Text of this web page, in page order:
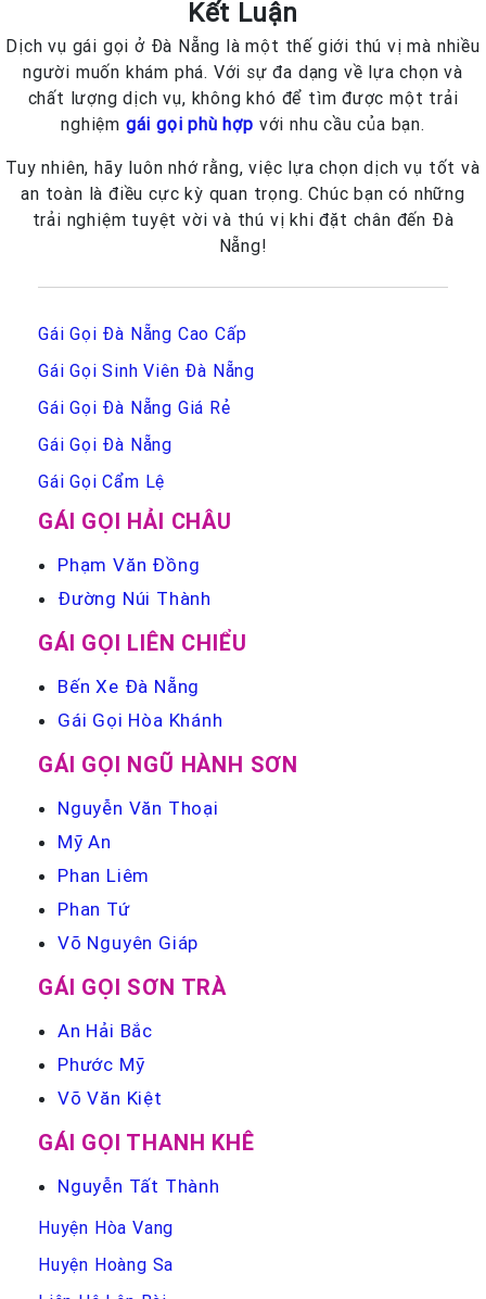
Kết Luận
Dịch vụ gái gọi ở Đà Nẵng là một thế giới thú vị mà nhiều
người muốn khám phá. Với sự đa dạng về lựa chọn và
chất lượng dịch vụ, không khó để tìm được một trải
nghiệm gái gọi phù hợp với nhu cầu của bạn.
Tuy nhiên, hãy luôn nhớ rằng, việc lựa chọn dịch vụ tốt và
an toàn là điều cực kỳ quan trọng. Chúc bạn có những
trải nghiệm tuyệt vời và thú vị khi đặt chân đến Đà
Nẵng!
Gái Gọi Đà Nẵng Cao Cấp
Gái Gọi Sinh Viên Đà Nẵng
Gái Gọi Đà Nẵng Giá Rẻ
Gái Gọi Đà Nẵng
Gái Gọi Cẩm Lệ
GÁI GỌI HẢI CHÂU
Phạm Văn Đồng
Đường Núi Thành
GÁI GỌI LIÊN CHIỂU
Bến Xe Đà Nẵng
Gái Gọi Hòa Khánh
GÁI GỌI NGŨ HÀNH SƠN
Nguyễn Văn Thoại
Mỹ An
Phan Liêm
Phan Tứ
Võ Nguyên Giáp
GÁI GỌI SƠN TRÀ
An Hải Bắc
Phước Mỹ
Võ Văn Kiệt
GÁI GỌI THANH KHÊ
Nguyễn Tất Thành
Huyện Hòa Vang
Huyện Hoàng Sa